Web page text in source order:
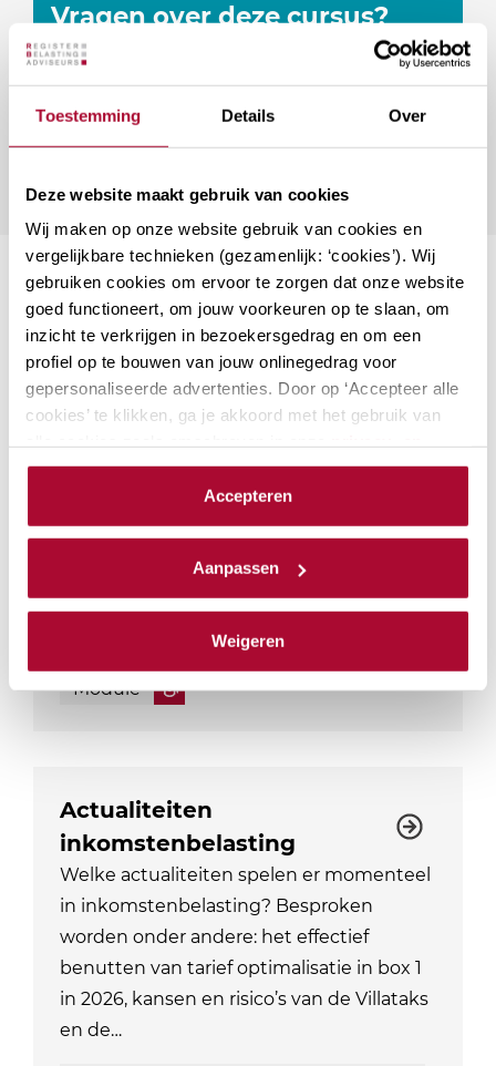
Toestemming Details Over
Deze website maakt gebruik van cookies
Wij maken op onze website gebruik van cookies en
vergelijkbare technieken (gezamenlijk: ‘cookies’). Wij
gebruiken cookies om ervoor te zorgen dat onze website
goed functioneert, om jouw voorkeuren op te slaan, om
inzicht te verkrijgen in bezoekersgedrag en om een
profiel op te bouwen van jouw onlinegedrag voor
gepersonaliseerde advertenties. Door op ‘Accepteer alle
cookies’ te klikken, ga je akkoord met het gebruik van
cookieverklaring.
We werken samen met23 derdendie uw gegevens
Accepteren
Aanpassen
Weigeren
Vragen over deze cursus?
Suggesties
Aanmerkelijk belang en
terbeschikkingstellingsregeling
De kans is groot dat aandeelhouders met
een aanmerkelijk belang onderdeel zijn
van jouw klantenbestand. Als adviseur
Locaties: 2
Datum mogelijkheden: 3
PE-punten Algemeen
Module
Actualiteiten
inkomstenbelasting
Welke actualiteiten spelen er momenteel
in inkomstenbelasting? Besproken
worden onder andere: het effectief
benutten van tarief optimalisatie in box 1
in 2026, kansen en risico’s van de Villataks
en de…